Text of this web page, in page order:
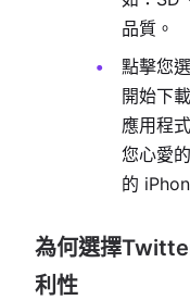
品質。
點擊您
開始下
應用程
您心愛
的
為何選擇
利性